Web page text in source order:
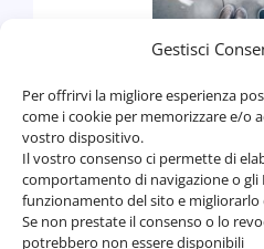
Gestisci
Per offrirvi la migliore esperienza
come i cookie per memorizzare e/o
vostro dispositivo.
Il vostro consenso ci permette di
comportamento di navigazione o
funzionamento del sito e
Se non prestate il consenso o lo
potrebbero non essere disponibili
Senso che
forza che
Aziendali,
Individuali